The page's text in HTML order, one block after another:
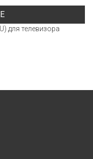
для телевизора